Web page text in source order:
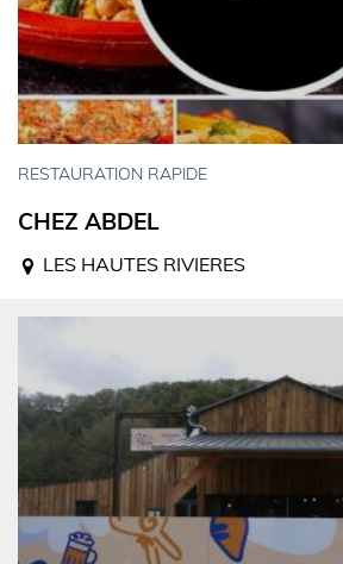
RESTAURATION RAPIDE
CHEZ ABDEL
LES HAUTES RIVIERES